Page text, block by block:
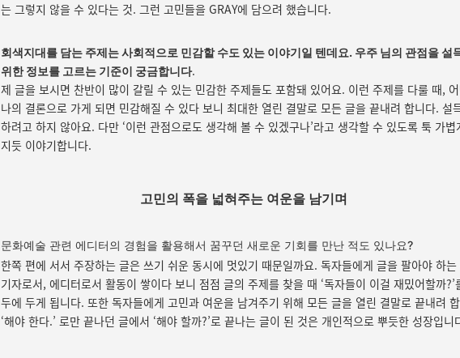
는 그렇지 않을 수 있다는 것. 그런 고민들을 GRAY에 담으려 했습니다.
회색지대를 담는 주제는 사회적으로 민감할 수도 있는 이야기일 텐데요. 우주 님의 관점을 설
위한 정보를 고르는 기준이 궁금합니다.
제 글을 보시면 찬반이 많이 갈릴 수 있는 민감한 주제들도 포함돼 있어요. 이런 주제를 다룰 때,
나의 결론으로 가게 되면 민감해질 수 있다 보니 최대한 열린 결말로 모든 글을 끝내려 합니다. 설
하려고 하지 않아요. 다만 ‘이런 관점으로도 생각해 볼 수 있겠구나’라고 생각할 수 있도록 툭 가볍
지듯 이야기합니다.
고민의 폭을 넓혀주는 여운을 남기며
문화예술 관련 에디터의 경험을 활용해서 꿈꾸던 새로운 기회를 만난 적도 있나요?
한쪽 편에 서서 주장하는 글은 쓰기 쉬운 동시에 멋있기 때문일까요. 독자들에게 글을 팔아야 하는
기자로서, 에디터로서 활동이 쌓이다 보니 점점 글의 주제를 찾을 때 ‘독자들이 이걸 재밌어할까?’
두에 두게 됩니다. 또한 독자들에게 고민과 여운을 남겨주기 위해 모든 글을 열린 결말로 끝내려
‘해야 한다.’ 로만 끝나던 글에서 ‘해야 할까?’로 끝나는 글이 된 것은 개인적으로 뿌듯한 성장입니